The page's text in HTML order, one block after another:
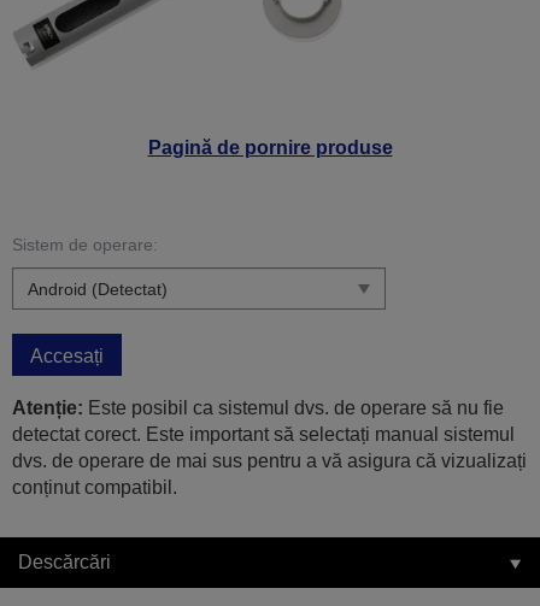
Pagină de pornire produse
Sistem de operare:
Accesați
Atenție: Este posibil ca sistemul dvs. de operare să nu fie
detectat corect. Este important să selectați manual sistemul
dvs. de operare de mai sus pentru a vă asigura că vizualizați
conținut compatibil.
Descărcări